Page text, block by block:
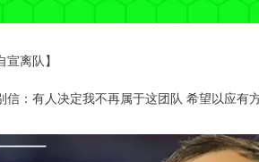
宣离队】
信：有人决定我不再属于这团队 希望以应有